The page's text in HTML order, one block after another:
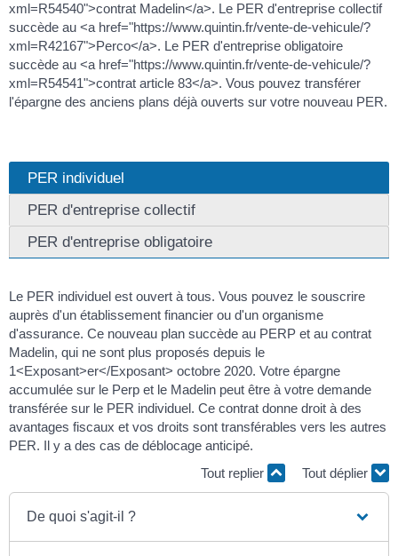
xml=R54540">contrat Madelin</a>. Le PER d'entreprise collectif
succède au <a href="https://www.quintin.fr/vente-de-vehicule/?
xml=R42167">Perco</a>. Le PER d'entreprise obligatoire
succède au <a href="https://www.quintin.fr/vente-de-vehicule/?
xml=R54541">contrat article 83</a>. Vous pouvez transférer
l'épargne des anciens plans déjà ouverts sur votre nouveau PER.
PER individuel
PER d'entreprise collectif
PER d'entreprise obligatoire
Le PER individuel est ouvert à tous. Vous pouvez le souscrire
auprès d'un établissement financier ou d'un organisme
d'assurance. Ce nouveau plan succède au PERP et au contrat
Madelin, qui ne sont plus proposés depuis le
1<Exposant>er</Exposant> octobre 2020. Votre épargne
accumulée sur le Perp et le Madelin peut être à votre demande
transférée sur le PER individuel. Ce contrat donne droit à des
avantages fiscaux et vos droits sont transférables vers les autres
PER. Il y a des cas de déblocage anticipé.
Tout replier
Tout déplier
De quoi s'agit-il ?